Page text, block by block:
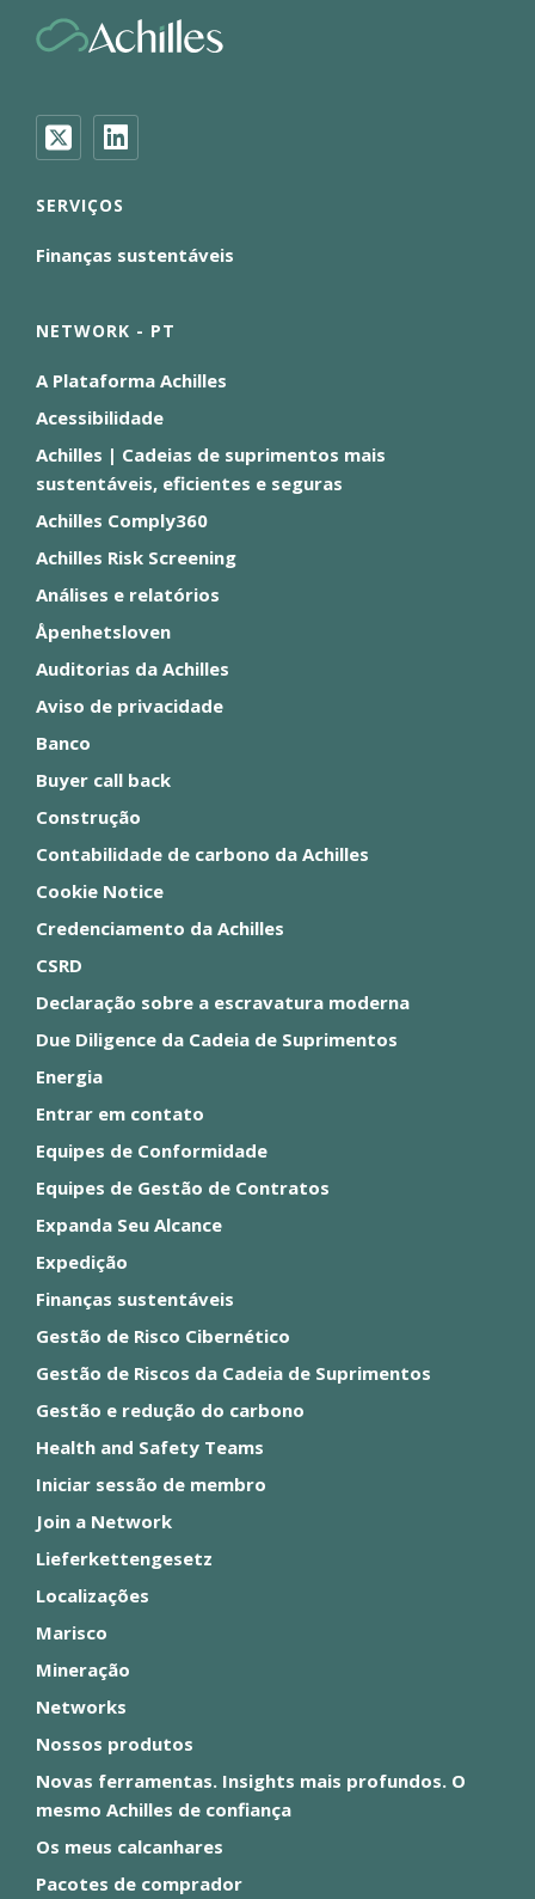
SERVIÇOS
Finanças sustentáveis
NETWORK - PT
A Plataforma Achilles
Acessibilidade
Achilles | Cadeias de suprimentos mais
sustentáveis, eficientes e seguras
Achilles Comply360
Achilles Risk Screening
Análises e relatórios
Åpenhetsloven
Auditorias da Achilles
Aviso de privacidade
Banco
Buyer call back
Construção
Contabilidade de carbono da Achilles
Cookie Notice
Credenciamento da Achilles
CSRD
Declaração sobre a escravatura moderna
Due Diligence da Cadeia de Suprimentos
Energia
Entrar em contato
Equipes de Conformidade
Equipes de Gestão de Contratos
Expanda Seu Alcance
Expedição
Finanças sustentáveis
Gestão de Risco Cibernético
Gestão de Riscos da Cadeia de Suprimentos
Gestão e redução do carbono
Health and Safety Teams
Iniciar sessão de membro
Join a Network
Lieferkettengesetz
Localizações
Marisco
Mineração
Networks
Nossos produtos
Novas ferramentas. Insights mais profundos. O
mesmo Achilles de confiança
Os meus calcanhares
Pacotes de comprador